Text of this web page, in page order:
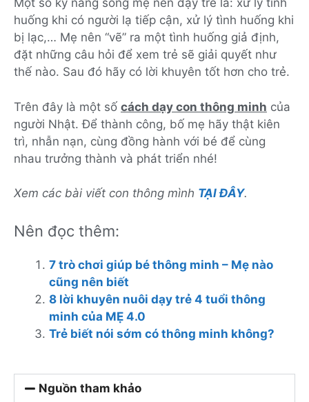
Một số kỹ năng sống mẹ nên dạy trẻ là: xử lý tình
huống khi có người lạ tiếp cận, xử lý tình huống khi
bị lạc,… Mẹ nên “vẽ” ra một tình huống giả định,
đặt những câu hỏi để xem trẻ sẽ giải quyết như
thế nào. Sau đó hãy có lời khuyên tốt hơn cho trẻ.
Trên đây là một số cách dạy con thông minh của
người Nhật. Để thành công, bố mẹ hãy thật kiên
trì, nhẫn nạn, cùng đồng hành với bé để cùng
nhau trưởng thành và phát triển nhé!
Xem các bài viết con thông mình TẠI ĐÂY.
Nên đọc thêm:
7 trò chơi giúp bé thông minh – Mẹ nào
cũng nên biết
8 lời khuyên nuôi dạy trẻ 4 tuổi thông
minh của MẸ 4.0
Trẻ biết nói sớm có thông minh không?
Nguồn tham khảo